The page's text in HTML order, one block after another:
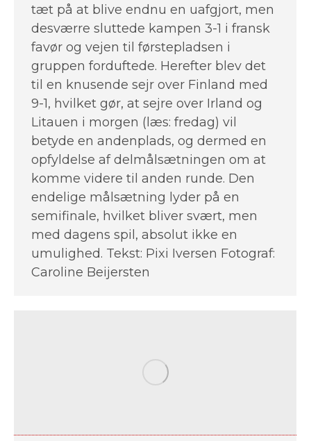
tæt på at blive endnu en uafgjort, men
desværre sluttede kampen 3-1 i fransk
favør og vejen til førstepladsen i
gruppen forduftede. Herefter blev det
til en knusende sejr over Finland med
9-1, hvilket gør, at sejre over Irland og
Litauen i morgen (læs: fredag) vil
betyde en andenplads, og dermed en
opfyldelse af delmålsætningen om at
komme videre til anden runde. Den
endelige målsætning lyder på en
semifinale, hvilket bliver svært, men
med dagens spil, absolut ikke en
umulighed. Tekst: Pixi Iversen Fotograf:
Caroline Beijersten